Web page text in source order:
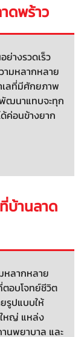
ดพร้าว
ย่างรวดเร็ว
ามหลากหลาย
เลที่มีศักยภาพ
ฒนาแทบจะทุก
ด้ค่อนข้างยาก
บ้านลาด
หลากหลาย
อบโจทย์ชีวิต
รูปแบบให้
หญ่ แหล่ง
นพยาบาล และ